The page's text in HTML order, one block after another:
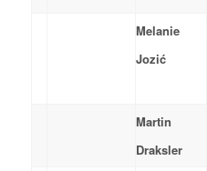
Melanie
Jozić
Martin
Draksler